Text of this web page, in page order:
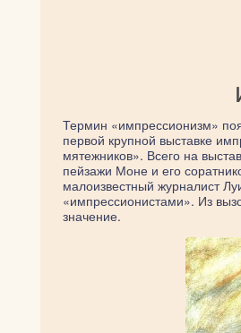
Термин «импрессионизм»
первой крупной выставке
мятежников». Всего на
пейзажи Моне и его
малоизвестный журналист
«импрессионистами». Из
значение.